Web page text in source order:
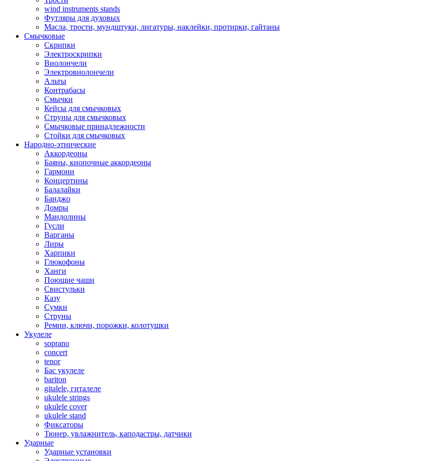
wind instruments stands
Футляры для духовых
Масла, трости, мундштуки, лигатуры, наклейки, протирки, гайтаны
Смычковые
Скрипки
Электроскрипки
Виолончели
Электровиолончели
Альты
Контрабасы
Смычки
Кейсы для смычковых
Струны для смычковых
Смычковые принадлежности
Стойки для смычковых
Народно-этнические
Аккордеоны
Баяны, кнопочные аккордеоны
Гармони
Концертины
Балалайки
Банджо
Домры
Мандолины
Гусли
Варганы
Лиры
Харпики
Глюкофоны
Ханги
Поющие чаши
Свистульки
Казу
Сумки
Струны
Ремни, ключи, порожки, колотушки
Укулеле
soprano
concert
tenor
Бас укулеле
bariton
gitalele, гиталеле
ukulele strings
ukulele cover
ukulele stand
Фиксаторы
Тюнер, увлажнитель, каподастры, датчики
Ударные
Ударные установки